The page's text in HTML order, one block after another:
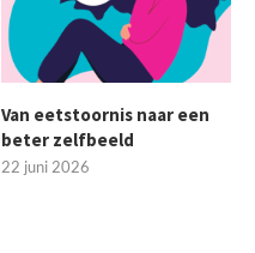
Van eetstoornis naar een
beter zelfbeeld
22 juni 2026